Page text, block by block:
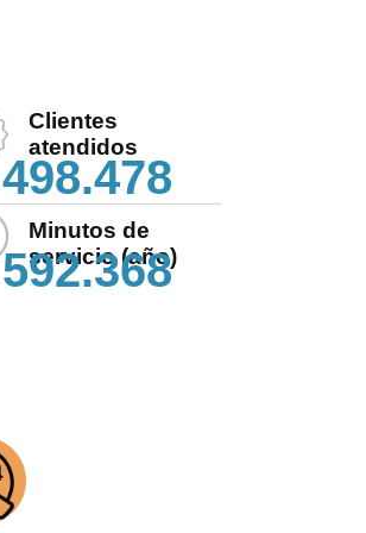
Clientes
atendidos
498.478
Minutos de
servicio (año)
592.368